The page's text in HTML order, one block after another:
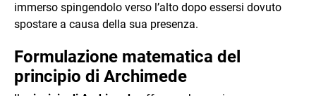
immerso spingendolo verso l’alto dopo essersi dovuto
spostare a causa della sua presenza.
Formulazione matematica del
principio di Archimede